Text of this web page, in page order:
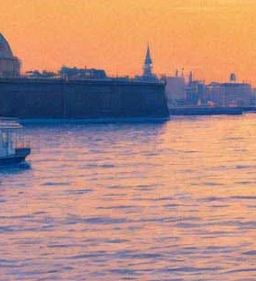
В РНБ проследят
российской
21 января 2016, четверг,15.00-25
Версия для печати